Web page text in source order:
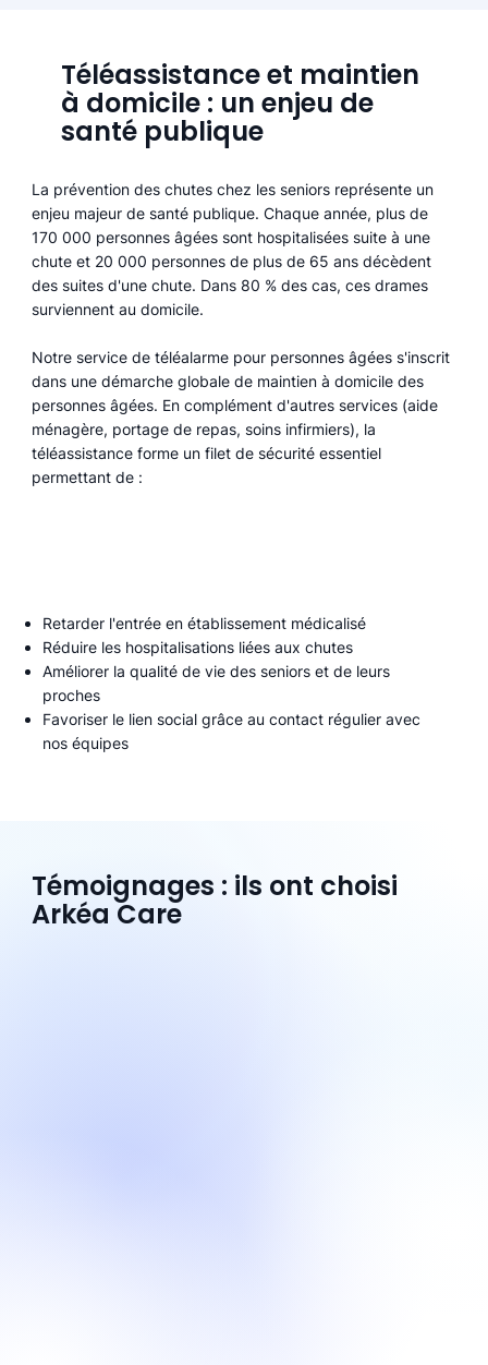
Téléassistance et maintien
à domicile : un enjeu de
santé publique
La prévention des chutes chez les seniors représente un
enjeu majeur de santé publique. Chaque année, plus de
170 000 personnes âgées sont hospitalisées suite à une
chute et 20 000 personnes de plus de 65 ans décèdent
des suites d'une chute. Dans 80 % des cas, ces drames
surviennent au domicile.
Notre service de téléalarme pour personnes âgées s'inscrit
dans une démarche globale de maintien à domicile des
personnes âgées. En complément d'autres services (aide
ménagère, portage de repas, soins infirmiers), la
téléassistance forme un filet de sécurité essentiel
permettant de :
Retarder l'entrée en établissement médicalisé
Réduire les hospitalisations liées aux chutes
Améliorer la qualité de vie des seniors et de leurs
proches
Favoriser le lien social grâce au contact régulier avec
nos équipes
Témoignages : ils ont choisi
Arkéa Care